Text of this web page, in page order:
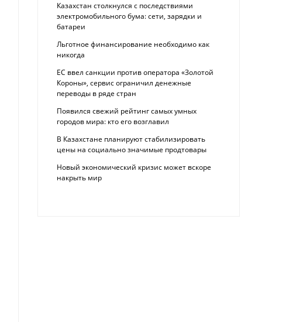
Казахстан столкнулся с последствиями
электромобильного бума: сети, зарядки и
батареи
Льготное финансирование необходимо как
никогда
ЕС ввел санкции против оператора «Золотой
Короны», сервис ограничил денежные
переводы в ряде стран
Появился свежий рейтинг самых умных
городов мира: кто его возглавил
В Казахстане планируют стабилизировать
цены на социально значимые продтовары
Новый экономический кризис может вскоре
накрыть мир